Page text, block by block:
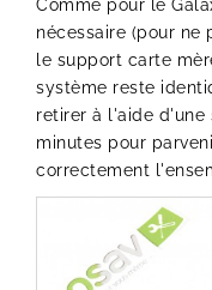
Comme pour le
nécessaire (pour ne
le support carte
système reste
retirer à l'aide d'une
minutes pour
correctement